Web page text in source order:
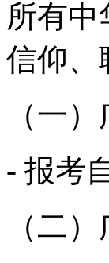
所有
信仰、
（一
- 报考
（二